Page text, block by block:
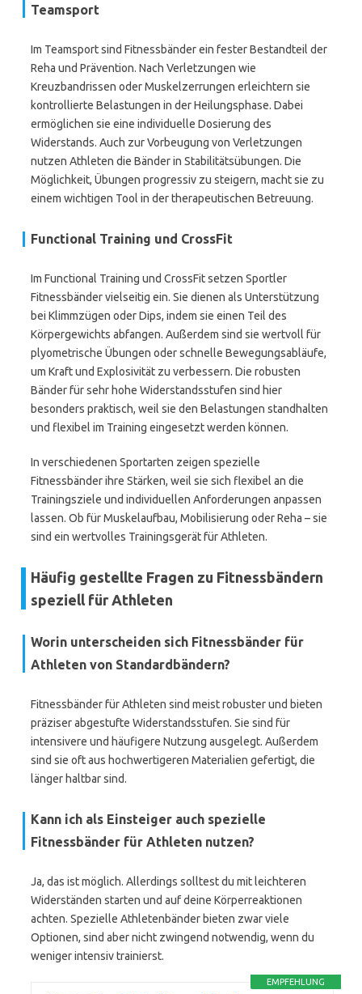
Teamsport
Im Teamsport sind Fitnessbänder ein fester Bestandteil der
Reha und Prävention. Nach Verletzungen wie
Kreuzbandrissen oder Muskelzerrungen erleichtern sie
kontrollierte Belastungen in der Heilungsphase. Dabei
ermöglichen sie eine individuelle Dosierung des
Widerstands. Auch zur Vorbeugung von Verletzungen
nutzen Athleten die Bänder in Stabilitätsübungen. Die
Möglichkeit, Übungen progressiv zu steigern, macht sie zu
einem wichtigen Tool in der therapeutischen Betreuung.
Functional Training und CrossFit
Im Functional Training und CrossFit setzen Sportler
Fitnessbänder vielseitig ein. Sie dienen als Unterstützung
bei Klimmzügen oder Dips, indem sie einen Teil des
Körpergewichts abfangen. Außerdem sind sie wertvoll für
plyometrische Übungen oder schnelle Bewegungsabläufe,
um Kraft und Explosivität zu verbessern. Die robusten
Bänder für sehr hohe Widerstandsstufen sind hier
besonders praktisch, weil sie den Belastungen standhalten
und flexibel im Training eingesetzt werden können.
In verschiedenen Sportarten zeigen spezielle
Fitnessbänder ihre Stärken, weil sie sich flexibel an die
Trainingsziele und individuellen Anforderungen anpassen
lassen. Ob für Muskelaufbau, Mobilisierung oder Reha – sie
sind ein wertvolles Trainingsgerät für Athleten.
Häufig gestellte Fragen zu Fitnessbändern
speziell für Athleten
Worin unterscheiden sich Fitnessbänder für
Athleten von Standardbändern?
Fitnessbänder für Athleten sind meist robuster und bieten
präziser abgestufte Widerstandsstufen. Sie sind für
intensivere und häufigere Nutzung ausgelegt. Außerdem
sind sie oft aus hochwertigeren Materialien gefertigt, die
länger haltbar sind.
Kann ich als Einsteiger auch spezielle
Fitnessbänder für Athleten nutzen?
Ja, das ist möglich. Allerdings solltest du mit leichteren
Widerständen starten und auf deine Körperreaktionen
achten. Spezielle Athletenbänder bieten zwar viele
Optionen, sind aber nicht zwingend notwendig, wenn du
weniger intensiv trainierst.
EMPFEHLUNG